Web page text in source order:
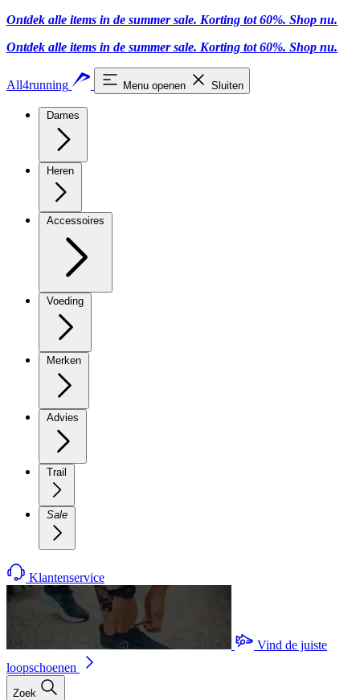
Ontdek alle items in de summer sale. Korting tot 60%. Shop nu.
Ontdek alle items in de summer sale. Korting tot 60%. Shop nu.
All4running Menu openen Sluiten
Dames
Heren
Accessoires
Voeding
Merken
Advies
Trail
Sale
Klantenservice
Vind de juiste
loopschoenen
Zoek